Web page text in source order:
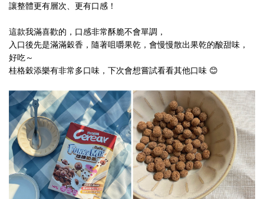
讓整體更有層次、更有口感！
這款我滿喜歡的，口感非常酥脆不會單調，
入口後先是滿滿穀香，隨著咀嚼果乾，會慢慢散出果乾的酸甜味，
好吃～
桂格穀添樂有非常多口味，下次會想嘗試看看其他口味 😊